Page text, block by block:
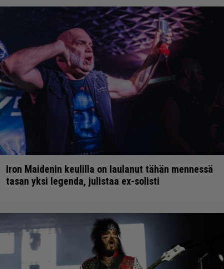
Iron Maidenin keulilla on laulanut tähän mennessä
tasan yksi legenda, julistaa ex-solisti